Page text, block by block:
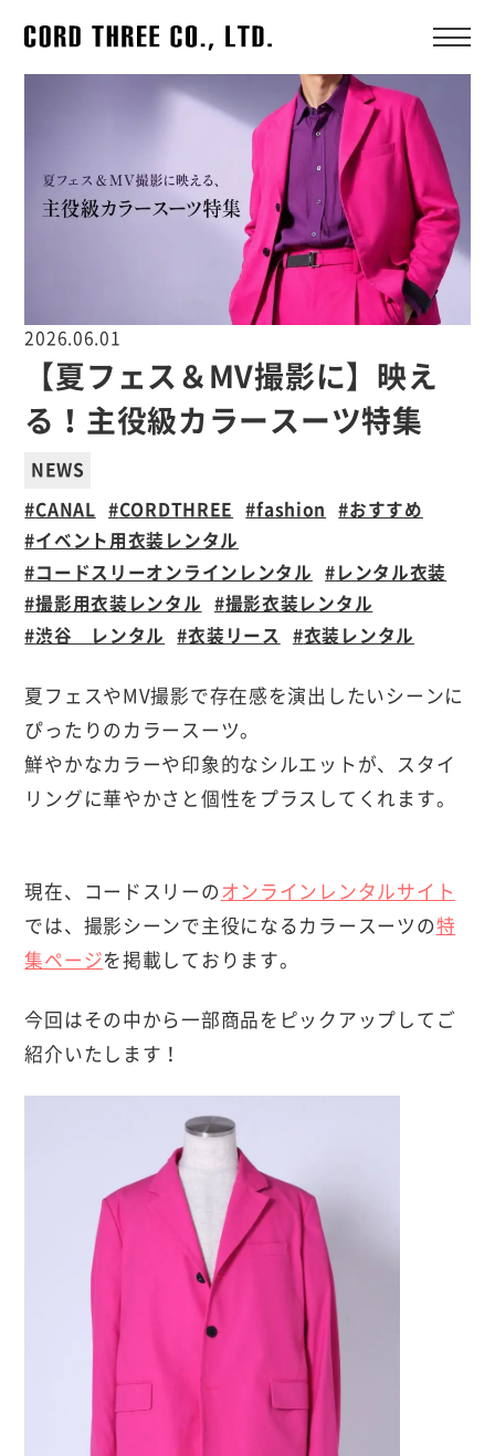
2026.06.01
【夏フェス＆MV撮影に】映え
る！主役級カラースーツ特集
NEWS
CANAL CORDTHREE fashion
おすすめ
イベント用衣装レンタル
コードスリーオンラインレンタル
レンタル衣装
撮影用衣装レンタル
撮影衣装レンタル
渋谷 レンタル
衣装リース 衣装レンタル
夏フェスやMV撮影で存在感を演出したいシーンに
ぴったりのカラースーツ。
鮮やかなカラーや印象的なシルエットが、スタイ
リングに華やかさと個性をプラスしてくれます。
現在、コードスリーの オンラインレンタルサイト
では、撮影シーンで主役になるカラースーツの特
集ページを掲載しております。
今回はその中から一部商品をピックアップしてご
紹介いたします！